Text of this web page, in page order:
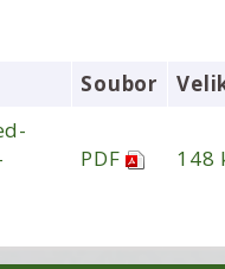
Soubor
PDF 148